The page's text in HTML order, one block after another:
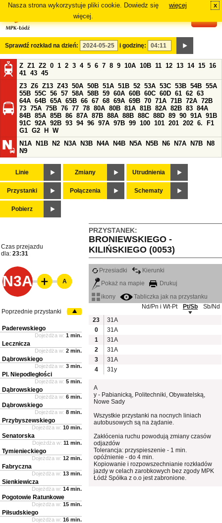
Nasza strona wykorzystuje pliki cookie. Dowiedz się
więcej.
więcej x
Sprawdź rozkład na dzień: i godzinę:
Z Z1 Z2 0 1 2 3 4 5 6 7 8 9 10A 10B 11 12 13 14 15 16
41 43 45
Z3 Z6 Z13 Z43 50A 50B 51A 51B 52 53A 53C 53B 54B 55A
55B 55C 56 57 58A 58B 59 60A 60B 60C 60D 61 62 63
64A 64B 65A 65B 66 67 68 69A 69B 70 71A 71B 72A 72B
73 75A 75B 76 77 78 80A 80B 81A 81B 82A 82B 83 84A
84B 85A 85B 86 87A 87B 88A 88B 88C 88D 89 90 91A 91B
91C 92A 92B 93 94 96 97A 97B 99 100 101 201 202 6.
F1
G1 G2 H
W
N1A
N1B N2 N3A N3B N4A N4B N5A N5B N6 N7A N7B
N8
N9
Linie Zmiany Utrudnienia
Przystanki Połączenia Schematy
Pobierz
PRZYSTANEK:
BRONIEWSKIEGO -
KILIŃSKIEGO (0053)
Czas przejazdu
dla: 23:31
N3A
Przesiadki
Kierunki
Pokaż na mapie
Drukuj
ikony
Tabliczka jak na przystanku
Nd/Pn i Wt-Pt
Pt/Sb
Sb/Nd
23
31A
0
31A
1
31A
2
31A
3
31A
4
31y
A
y - Pabianicką, Politechniki, Obywatelską,
Nowe Sady
Wszystkie przystanki na nocnych liniach
autobusowych są na żądanie.
Zakłócenia ruchu powodują zmiany czasów
odjazdów
Tolerancja: przyspieszenie - 1 min.
opóźnienie - do 4 min.
Kopiowanie i rozpowszechnianie rozkładów
jazdy w celach zarobkowych bez zgody MPK
Łódź Spółka z o.o jest zabronione.
A
Poprzednie przystanki
Paderewskiego
Dojeżdża w: 1 min.
Lecznicza
Dojeżdża w: 2 min.
Dąbrowskiego
Dojeżdża w: 3 min.
Pl. Niepodległości
Dojeżdża w: 5 min.
Dąbrowskiego
Dojeżdża w: 6 min.
Dąbrowskiego
Dojeżdża w: 8 min.
Przybyszewskiego
Dojeżdża w: 10 min.
Senatorska
Dojeżdża w: 11 min.
Tymienieckiego
Dojeżdża w: 12 min.
Fabryczna
Dojeżdża w: 13 min.
Sienkiewicza
Dojeżdża w: 14 min.
Pogotowie Ratunkowe
Dojeżdża w: 15 min.
Piłsudskiego
Dojeżdża w: 16 min.